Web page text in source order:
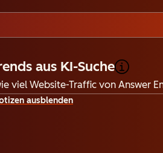
aus KI-Suche
viel Website-Traffic von Answer
ausblenden